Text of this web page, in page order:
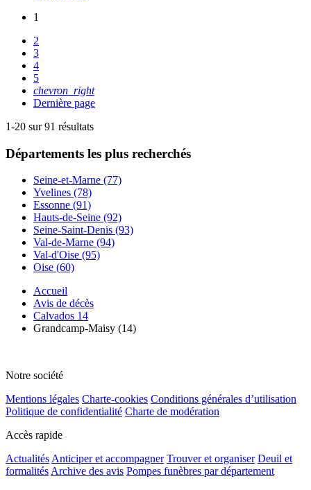
1
2
3
4
5
chevron_right
Dernière page
1-20 sur 91 résultats
Départements les plus recherchés
Seine-et-Marne (77)
Yvelines (78)
Essonne (91)
Hauts-de-Seine (92)
Seine-Saint-Denis (93)
Val-de-Marne (94)
Val-d'Oise (95)
Oise (60)
Accueil
Avis de décès
Calvados 14
Grandcamp-Maisy (14)
Notre société
Mentions légales Charte-cookies Conditions générales d’utilisation
Politique de confidentialité Charte de modération
Accès rapide
Actualités Anticiper et accompagner Trouver et organiser Deuil et
formalités Archive des avis Pompes funèbres par département